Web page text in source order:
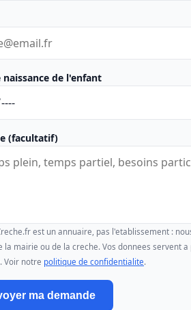
naissance de l'enfant
(facultatif)
est un annuaire, pas l'etablissement :
la mairie ou de la creche. Vos donnees servent
Voir notre politique de confidentialite.
ma demande